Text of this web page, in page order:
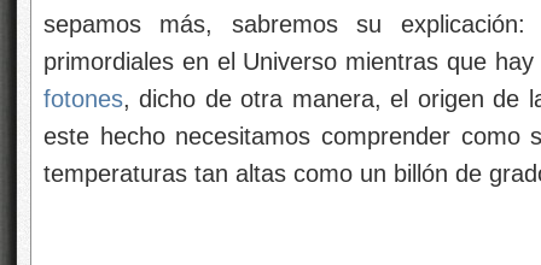
sepamos más, sabremos su
primordiales en el Universo mientras que
fotones, dicho de otra manera, el origen de
este hecho necesitamos comprender como
temperaturas tan altas como un billón de